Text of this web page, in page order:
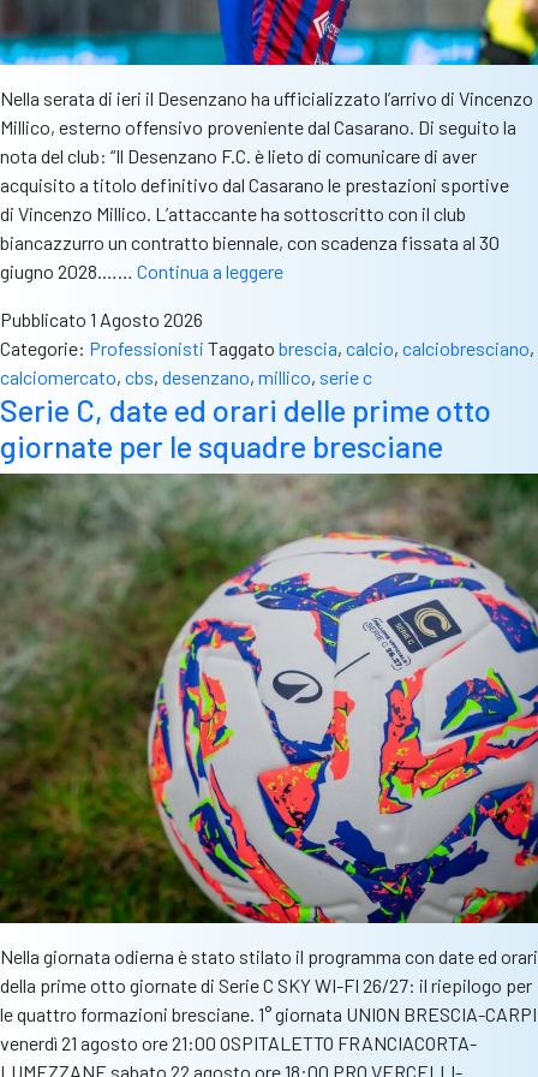
Nella serata di ieri il Desenzano ha ufficializzato l’arrivo di Vincenzo
Millico, esterno offensivo proveniente dal Casarano. Di seguito la
nota del club: “Il Desenzano F.C. è lieto di comunicare di aver
acquisito a titolo definitivo dal Casarano le prestazioni sportive
di Vincenzo Millico. L’attaccante ha sottoscritto con il club
biancazzurro un contratto biennale, con scadenza fissata al 30
giugno 2028.…… Continua a leggereDesenzano,
in
attacco:
ecco
Vincenzo
Millico
Pubblicato 1 Agosto 2026
Categorie: Professionisti Taggato brescia, calcio, calciobresciano,
calciomercato, cbs, desenzano, millico, serie c
Serie C, date ed orari delle prime otto
giornate per le squadre bresciane
Nella giornata odierna è stato stilato il programma con date ed orari
della prime otto giornate di Serie C SKY WI-FI 26/27: il riepilogo per
le quattro formazioni bresciane. 1° giornata UNION BRESCIA-CARPI
venerdì 21 agosto ore 21:00 OSPITALETTO FRANCIACORTA-
LUMEZZANE sabato 22 agosto ore 18:00 PRO VERCELLI-